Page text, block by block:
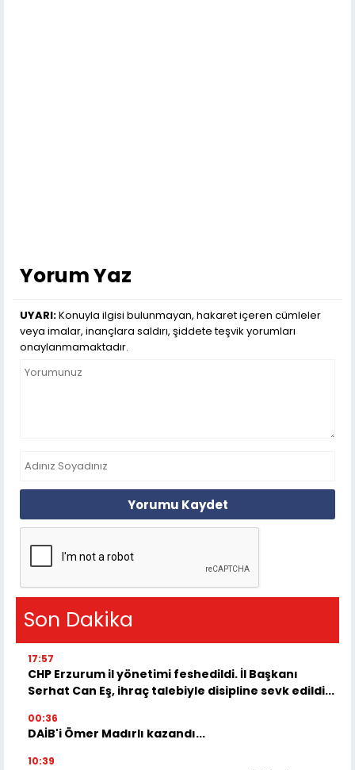
Yorum Yaz
UYARI:Konuyla ilgisi bulunmayan, hakaret içeren cümleler
veya imalar, inançlara saldırı, şiddete teşvik yorumları
onaylanmamaktadır.
Yorumu Kaydet
Son Dakika
17:57
CHP Erzurum il yönetimi feshedildi. İl Başkanı
Serhat Can Eş, ihraç talebiyle disipline sevk edildi...
00:36
DAİB'i Ömer Madırlı kazandı...
10:39